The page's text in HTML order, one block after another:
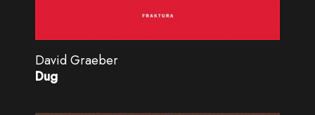
David Graeber
Dug